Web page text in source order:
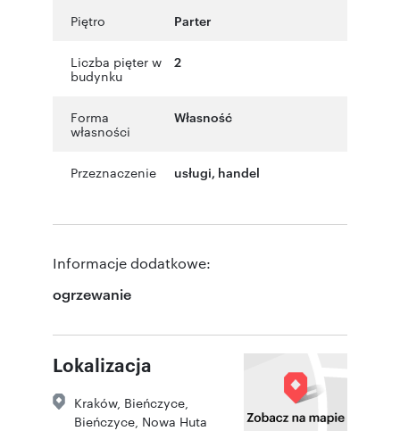
Piętro Parter
Liczba pięter w
budynku
2
Forma
własności
Własność
Przeznaczenie usługi, handel
Informacje dodatkowe:
ogrzewanie
Lokalizacja
Kraków, Bieńczyce,
Bieńczyce Nowa Huta